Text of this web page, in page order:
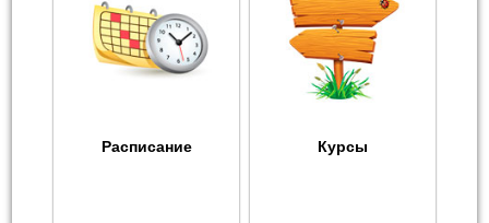
Расписание Курсы